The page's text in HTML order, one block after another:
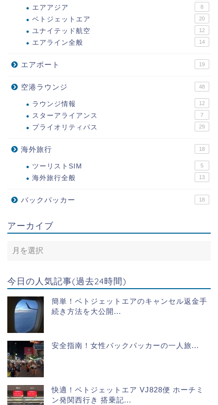
エアアジア 8
ベトジェットエア 20
ユナイテッド航空 12
エアライン全般 14
エアポート 19
空港ラウンジ 48
ラウンジ情報 12
スターアライアンス 7
プライオリティパス 29
海外旅行 18
ツーリストSIM 5
海外旅行全般 13
バックパッカー 18
アーカイブ
今日の人気記事(過去24時間)
簡単！ベトジェットエアのキャンセル返金手
続き方法を大公開...
安全指南！女性バックパッカーの一人旅...
快適！ベトジェットエア VJ828便 ホーチミ
ン発関西行き 搭乗記...